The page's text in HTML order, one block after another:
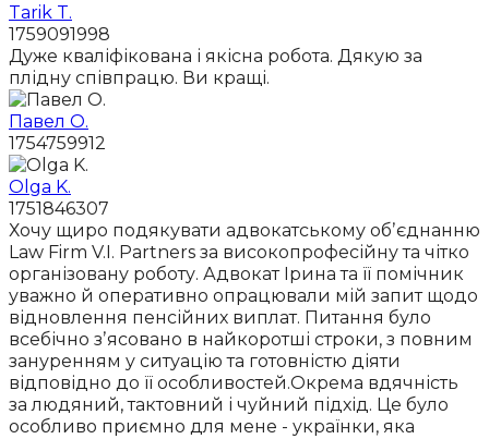
Tarik T.
1759091998
Дуже кваліфікована і якісна робота. Дякую за
плідну співпрацю. Ви кращі.
Павел О.
1754759912
Olga K.
1751846307
Хочу щиро подякувати адвокатському обʼєднанню
Law Firm V.I. Partners за високопрофесійну та чітко
організовану роботу. Адвокат Ірина та її помічник
уважно й оперативно опрацювали мій запит щодо
відновлення пенсійних виплат. Питання було
всебічно зʼясовано в найкоротші строки, з повним
зануренням у ситуацію та готовністю діяти
відповідно до її особливостей.Окрема вдячність
за людяний, тактовний і чуйний підхід. Це було
особливо приємно для мене - українки, яка